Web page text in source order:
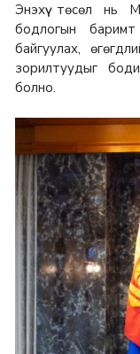
Энэхүү төсөл нь
бодлогын
байгуулах,
зорилтуудыг
болно.